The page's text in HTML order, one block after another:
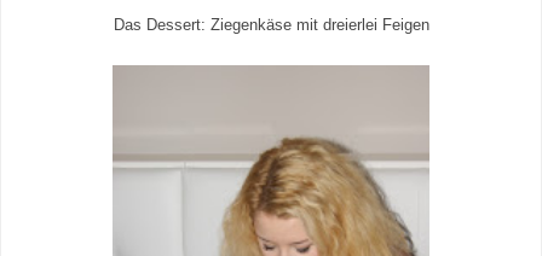
Das Dessert: Ziegenkäse mit dreierlei Feigen